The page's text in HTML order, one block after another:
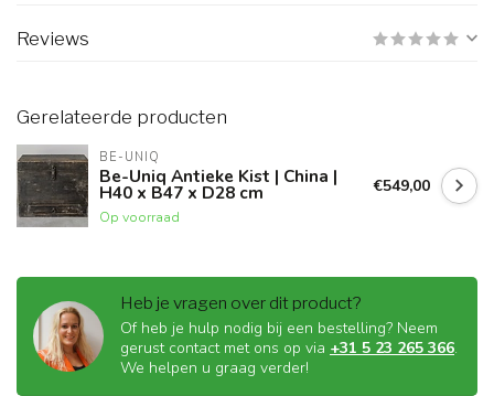
Reviews
Gerelateerde producten
BE-UNIQ
Be-Uniq Antieke Kist | China |
H40 x B47 x D28 cm
Op voorraad
€549,00
Heb je vragen over dit product?
Of heb je hulp nodig bij een bestelling? Neem
gerust contact met ons op via +31 5 23 265 366.
We helpen u graag verder!